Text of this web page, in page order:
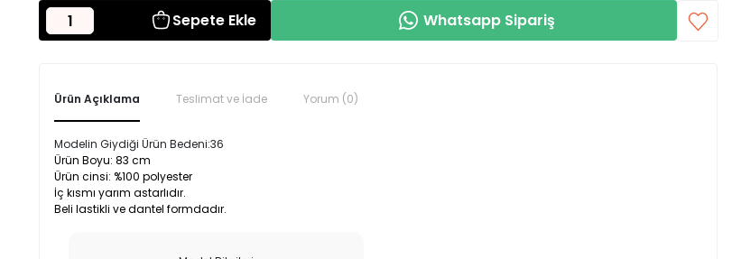
Sepete Ekle Whatsapp Sipariş
Ürün Açıklama Teslimat ve İade Yorum (0)
Modelin Giydiği Ürün Bedeni:36
Ürün Boyu: 83 cm
Ürün cinsi: %100 polyester
İç kısmı yarım astarlıdır.
Beli lastikli ve dantel formdadır.